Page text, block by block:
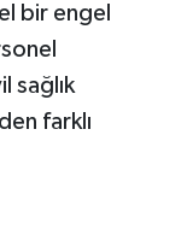
bir engel
sağlık
farklı